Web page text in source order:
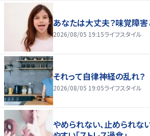
あなたは大丈夫？味覚障害
2026/08/05 19:15ライフスタイル
それって自律神経の乱れ？
2026/08/05 19:05ライフスタイル
やめられない、止められな